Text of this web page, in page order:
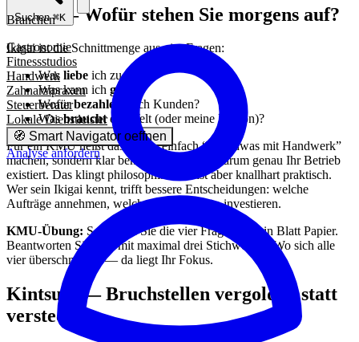
Suchen ⌘K
Branchen
Gastronomie
Fitnessstudios
Handwerk
Zahnarztpraxen
Steuerberater
Lokale Dienstleister
🧭 Smart Navigator oeffnen
Analyse anfordern
Ikigai — Wofür stehen Sie morgens auf?
Ikigai ist die Schnittmenge aus vier Fragen:
Was liebe ich zu tun?
Was kann ich gut
Wofürbezahlen
mich Kunden?
Wasbrauchtdie Welt (oder meine Region)?
Für ein KMU heißt das: Nicht einfach “irgendwas mit Handwerk”
machen, sondern klar benennen können, warum genau Ihr Betrieb
existiert. Das klingt philosophisch — ist aber knallhart praktisch.
Wer sein Ikigai kennt, trifft bessere Entscheidungen: welche
Aufträge annehmen, welche ablehnen, wo investieren.
KMU-Übung: Schreiben Sie die vier Fragen auf ein Blatt Papier.
Beantworten Sie jede mit maximal drei Stichworten. Wo sich alle
vier überschneiden — da liegt Ihr Fokus.
Kintsugi — Bruchstellen vergolden statt
verstecken